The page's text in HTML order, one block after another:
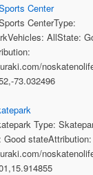
Center
CenterType:
AllState:
73.032496
Type:
Good stateAttribution: